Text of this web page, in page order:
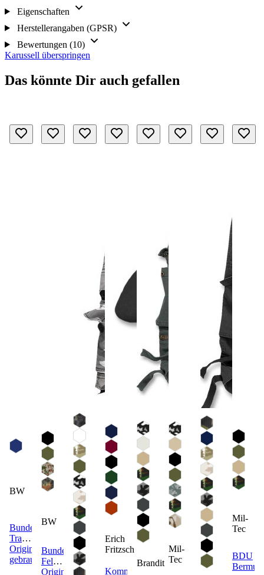
Eigenschaften
Herstellerangaben (GPSR)
Bewertungen (10)
Karussell überspringen
Das könnte Dir auch gefallen
BW
Bundeswehr
Trainingshose
Original
gebraucht
BW
Bundeswehr
Feldhose
Original
Erich
Fritzsch
Kommando
Brandit
Mil-
Tec
Mil-
Tec
BDU